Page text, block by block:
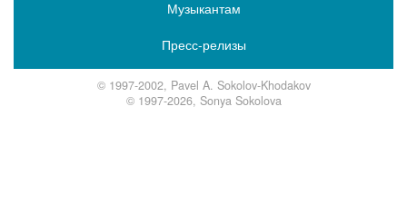
Музыкантам
Пресс-релизы
© 1997-2002, Pavel A. Sokolov-Khodakov
© 1997-2026, Sonya Sokolova